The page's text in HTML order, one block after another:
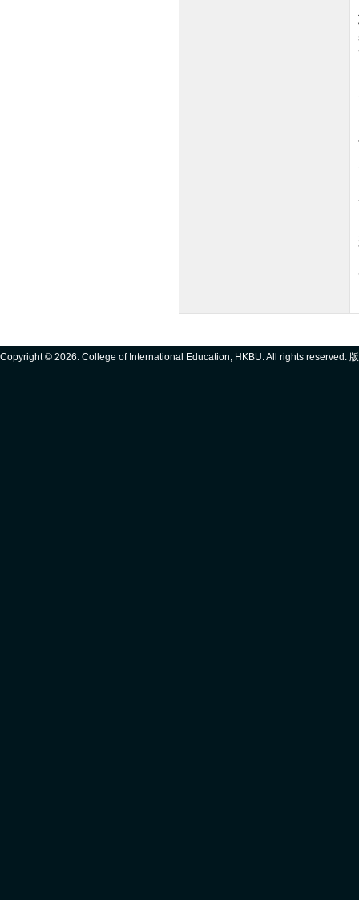
Copyright © 2026. College of International Education, HKBU. All rights reserved.